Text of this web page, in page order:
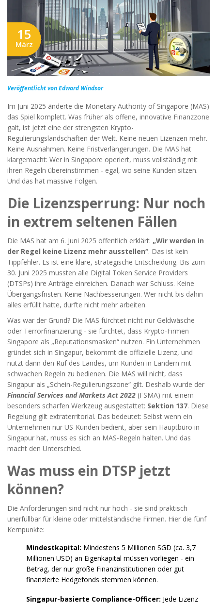
15
März
Veröffentlicht von Edward Windsor
Im Juni 2025 änderte die Monetary Authority of Singapore (MAS)
das Spiel komplett. Was früher als offene, innovative Finanzzone
galt, ist jetzt eine der strengsten Krypto-
Regulierungslandschaften der Welt. Keine neuen Lizenzen mehr.
Keine Ausnahmen. Keine Fristverlängerungen. Die MAS hat
klargemacht: Wer in Singapore operiert, muss vollständig mit
ihren Regeln übereinstimmen - egal, wo seine Kunden sitzen.
Und das hat massive Folgen.
Die Lizenzsperrung: Nur noch
in extrem seltenen Fällen
Die MAS hat am 6. Juni 2025 öffentlich erklärt: „Wir werden in
der Regel keine Lizenz mehr ausstellen“. Das ist kein
Tippfehler. Es ist eine klare, strategische Entscheidung. Bis zum
30. Juni 2025 mussten alle Digital Token Service Providers
(DTSPs) ihre Anträge einreichen. Danach war Schluss. Keine
Übergangsfristen. Keine Nachbesserungen. Wer nicht bis dahin
alles erfüllt hatte, durfte nicht mehr arbeiten.
Was war der Grund? Die MAS fürchtet nicht nur Geldwäsche
oder Terrorfinanzierung - sie fürchtet, dass Krypto-Firmen
Singapore als „Reputationsmasken“ nutzen. Ein Unternehmen
gründet sich in Singapur, bekommt die offizielle Lizenz, und
nutzt dann den Ruf des Landes, um Kunden in Ländern mit
schwachen Regeln zu bedienen. Die MAS will nicht, dass
Singapur als „Schein-Regulierungszone“ gilt. Deshalb wurde der
Financial Services and Markets Act 2022 (FSMA) mit einem
besonders scharfen Werkzeug ausgestattet: Sektion 137. Diese
Regelung gilt extraterritorial. Das bedeutet: Selbst wenn ein
Unternehmen nur US-Kunden bedient, aber sein Hauptbüro in
Singapur hat, muss es sich an MAS-Regeln halten. Und das
macht den Unterschied.
Was muss ein DTSP jetzt
können?
Die Anforderungen sind nicht nur hoch - sie sind praktisch
unerfüllbar für kleine oder mittelständische Firmen. Hier die fünf
Kernpunkte:
Mindestkapital: Mindestens 5 Millionen SGD (ca. 3,7
Millionen USD) an Eigenkapital müssen vorliegen - ein
Betrag, der nur große Finanzinstitutionen oder gut
finanzierte Hedgefonds stemmen können.
Singapur-basierte Compliance-Officer: Jede Lizenz